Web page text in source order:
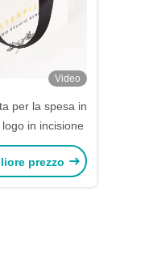
Video
per la spesa in
in incisione
prezzo